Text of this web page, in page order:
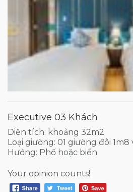
Executive 03 Khách
Diện tích: khoảng 32m2
Loại giường: 01 giường đôi 1m8
Hướng: Phố hoặc biển
Your opinion counts!